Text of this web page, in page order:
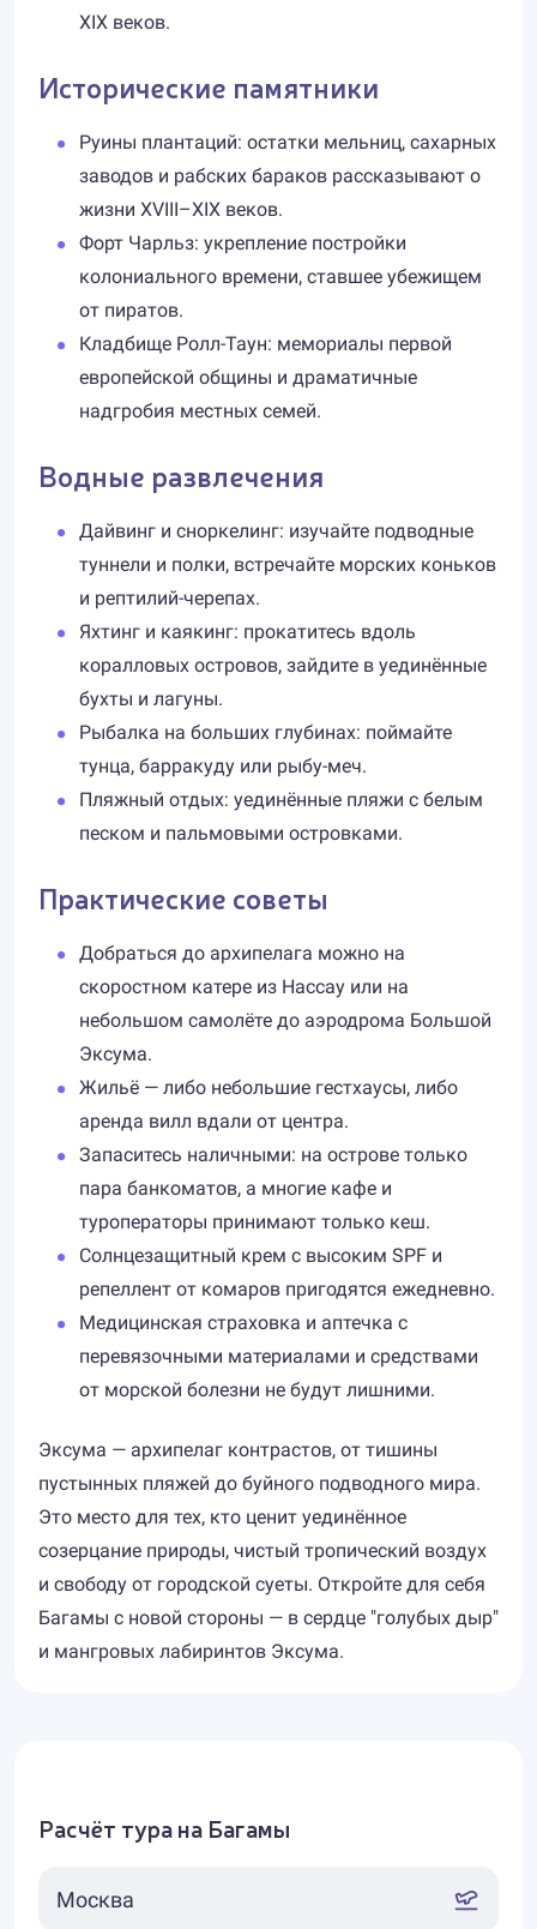
XIX веков.
Исторические памятники
Руины плантаций: остатки мельниц, сахарных
заводов и рабских бараков рассказывают о
жизни XVIII–XIX веков.
Форт Чарльз: укрепление постройки
колониального времени, ставшее убежищем
от пиратов.
Кладбище Ролл-Таун: мемориалы первой
европейской общины и драматичные
надгробия местных семей.
Водные развлечения
Дайвинг и сноркелинг: изучайте подводные
туннели и полки, встречайте морских коньков
и рептилий-черепах.
Яхтинг и каякинг: прокатитесь вдоль
коралловых островов, зайдите в уединённые
бухты и лагуны.
Рыбалка на больших глубинах: поймайте
тунца, барракуду или рыбу-меч.
Пляжный отдых: уединённые пляжи с белым
песком и пальмовыми островками.
Практические советы
Добраться до архипелага можно на
скоростном катере из Нассау или на
небольшом самолёте до аэродрома Большой
Эксума.
Жильё — либо небольшие гестхаусы, либо
аренда вилл вдали от центра.
Запаситесь наличными: на острове только
пара банкоматов, а многие кафе и
туроператоры принимают только кеш.
Солнцезащитный крем с высоким SPF и
репеллент от комаров пригодятся ежедневно.
Медицинская страховка и аптечка с
перевязочными материалами и средствами
от морской болезни не будут лишними.
Эксума — архипелаг контрастов, от тишины
пустынных пляжей до буйного подводного мира.
Это место для тех, кто ценит уединённое
созерцание природы, чистый тропический воздух
и свободу от городской суеты. Откройте для себя
Багамы с новой стороны — в сердце "голубых дыр"
и мангровых лабиринтов Эксума.
Расчёт тура на Багамы